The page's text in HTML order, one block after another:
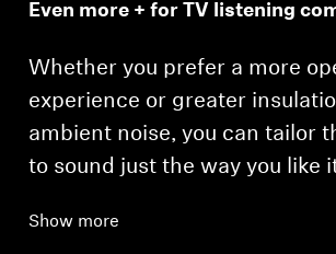
Even more + for TV listening
Whether you prefer a more
experience or greater
ambient noise, you can tailor
to sound just the way you like
Show more